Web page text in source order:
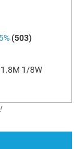
(503)
1.8M 1/8W